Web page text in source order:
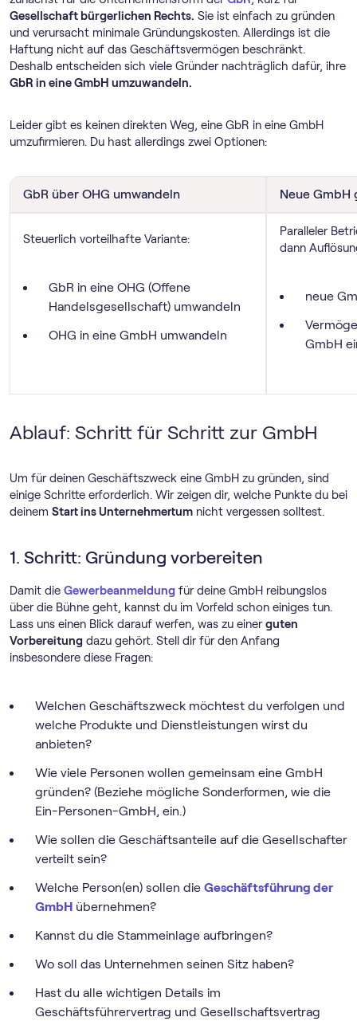
Gesellschaft bürgerlichen Rechts. Sie ist einfach zu gründen
und verursacht minimale Gründungskosten. Allerdings ist die
Haftung nicht auf das Geschäftsvermögen beschränkt.
Deshalb entscheiden sich viele Gründer nachträglich dafür, ihre
GbR in eine GmbH umzuwandeln.
Leider gibt es keinen direkten Weg, eine GbR in eine GmbH
umzufirmieren. Du hast allerdings zwei Optionen:
GbR über OHG umwandeln Neue GmbH
Steuerlich vorteilhafte Variante:
GbR in eine OHG (Offene
Handelsgesellschaft) umwandeln
OHG in eine GmbH umwandeln
Paralleler
dann
neue
GmbH
Ablauf: Schritt für Schritt zur GmbH
Um für deinen Geschäftszweck eine GmbH zu gründen, sind
einige Schritte erforderlich. Wir zeigen dir, welche Punkte du bei
deinem Start ins Unternehmertum nicht vergessen solltest.
1. Schritt: Gründung vorbereiten
Damit die Gewerbeanmeldung für deine GmbH reibungslos
über die Bühne geht, kannst du im Vorfeld schon einiges tun.
Lass uns einen Blick darauf werfen, was zu einerguten
Vorbereitung dazu gehört. Stell dir für den Anfang
insbesondere diese Fragen:
Welchen Geschäftszweck möchtest du verfolgen und
welche Produkte und Dienstleistungen wirst du
anbieten?
Wie viele Personen wollen gemeinsam eine GmbH
gründen? (Beziehe mögliche Sonderformen, wie die
Ein-Personen-GmbH, ein.)
Wie sollen die Geschäftsanteile auf die Gesellschafter
verteilt sein?
Welche Person(en) sollen die Geschäftsführung der
GmbH übernehmen?
Kannst du die Stammeinlage aufbringen?
Wo soll das Unternehmen seinen Sitz haben?
Hast du alle wichtigen Details im
Geschäftsführervertrag und Gesellschaftsvertrag